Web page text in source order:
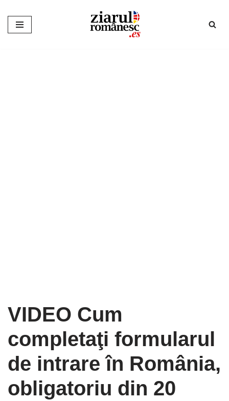
Sari
VIDEO Cum
completaţi formularul
de intrare în România,
obligatoriu din 20